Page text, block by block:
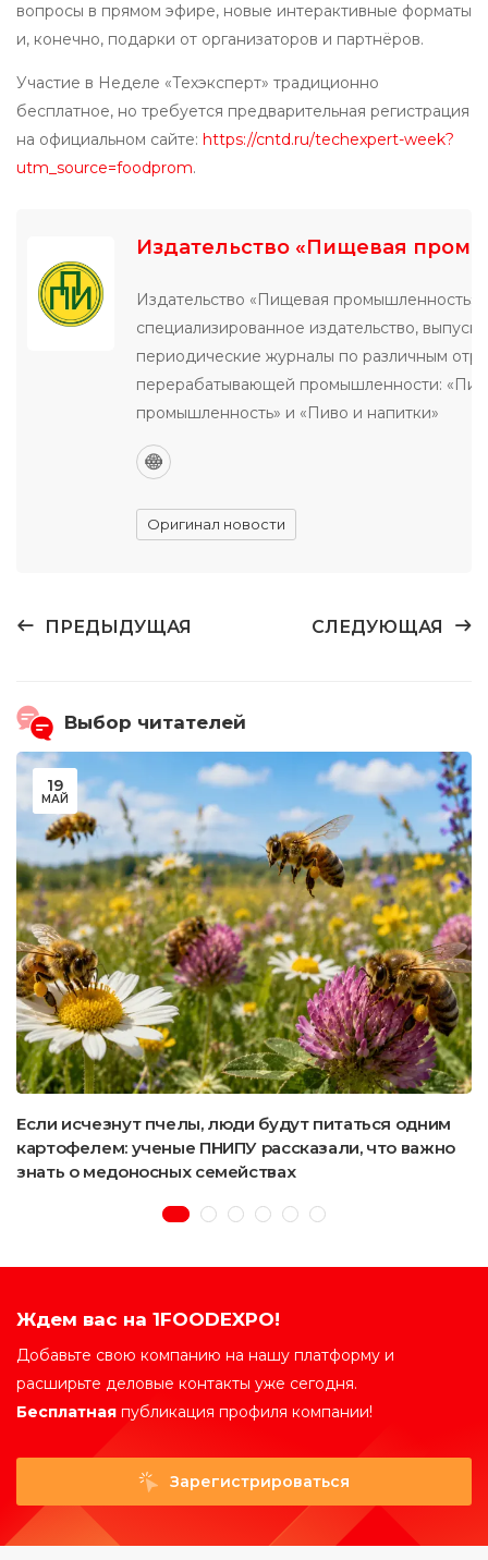
вопросы в прямом эфире, новые интерактивные форматы
и, конечно, подарки от организаторов и партнёров.
Участие в Неделе «Техэксперт» традиционно
бесплатное, но требуется предварительная регистрация
на официальном сайте: https://cntd.ru/techexpert-week?
utm_source=foodprom.
Издательство «Пищевая
Издательство «Пищевая промышленность»
специализированное издательство,
периодические журналы по различным
перерабатывающей промышленности:
промышленность» и «Пиво и напитки»
Оригинал новости
ПРЕДЫДУЩАЯ СЛЕДУЮЩАЯ
Выбор читателей
19
МАЙ
Если исчезнут пчелы, люди будут питаться одним
картофелем: ученые ПНИПУ рассказали, что важно
знать о медоносных семействах
Ждем вас на 1FOODEXPO!
Добавьте свою компанию на нашу платформу и
расширьте деловые контакты уже сегодня.
Бесплатная публикация профиля компании!
Зарегистрироваться